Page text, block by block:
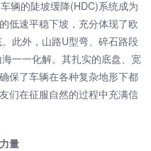
的陡坡缓降(HDC)系统成为
低速平稳下坡，充分体现了欧
此外，山路U型弯、碎石路段
一一化解。其扎实的底盘、宽
保了车辆在各种复杂地形下都
们在征服自然的过程中充满信
量